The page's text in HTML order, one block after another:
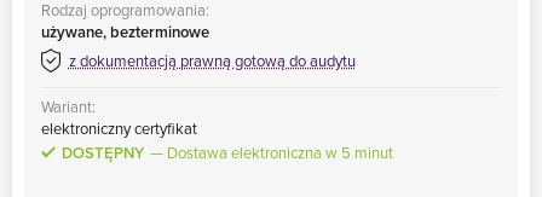
Rodzaj oprogramowania:
używane, bezterminowe
z dokumentacją prawną gotową do audytu
Wariant:
elektroniczny certyfikat
DOSTĘPNY
Dostawa elektroniczna w 5 minut